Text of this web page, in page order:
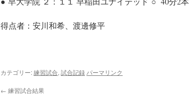
得点者：安川和希、渡邊修平
カテゴリー:練習試合, 試合記録 パーマリンク
← 練習試合結果